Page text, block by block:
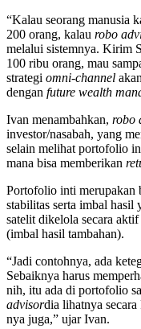
“Kalau seorang manusia
200 orang, kalau robo
melalui sistemnya. Kirim
100 ribu orang, mau
strategi omni-channel
dengan future wealth
Ivan menambahkan, robo
investor/nasabah, yang
selain melihat portofolio
mana bisa memberikan
Portofolio inti merupakan
stabilitas serta imbal
satelit dikelola secara
(imbal hasil tambahan).
“Jadi contohnya, ada
Sebaiknya harus
nih, itu ada di portofolio
advisordia lihatnya
nya juga,” ujar Ivan.